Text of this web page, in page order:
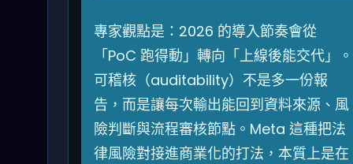
專家觀點是：2026 的導入節奏會從
「PoC 跑得動」轉向「上線後能交代」。
可稽核（auditability）不是多一份報
告，而是讓每次輸出能回到資料來源、風
險判斷與流程審核節點。Meta 這種把法
律風險對接進商業化的打法，本質上是在